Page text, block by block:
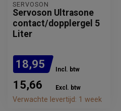
SERVOSON
Servoson Ultrasone
contact/dopplergel 5
Liter
18,95 Incl. btw
15,66 Excl. btw
Verwachte levertijd: 1 week